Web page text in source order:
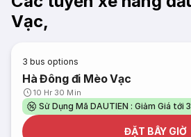
Vạc,
3 bus options
Hà Đông đi Mèo Vạc
10 Hr 30 Min
Sử Dụng Mã DAUTIEN : Giảm Giá tới
ĐẶT BÂY GIỜ